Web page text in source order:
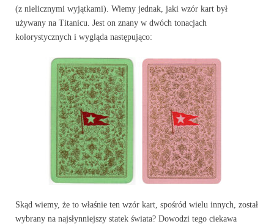
(z nielicznymi wyjątkami). Wiemy jednak, jaki wzór kart był
używany na Titanicu. Jest on znany w dwóch tonacjach
kolorystycznych i wygląda następująco:
Skąd wiemy, że to właśnie ten wzór kart, spośród wielu innych, został
wybrany na najsłynniejszy statek świata? Dowodzi tego ciekawa